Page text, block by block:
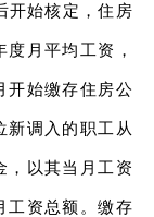
开始核定，住房
月平均工资，
开始缴存住房公
新调入的职工从
，以其当月工资
工资总额。缴存